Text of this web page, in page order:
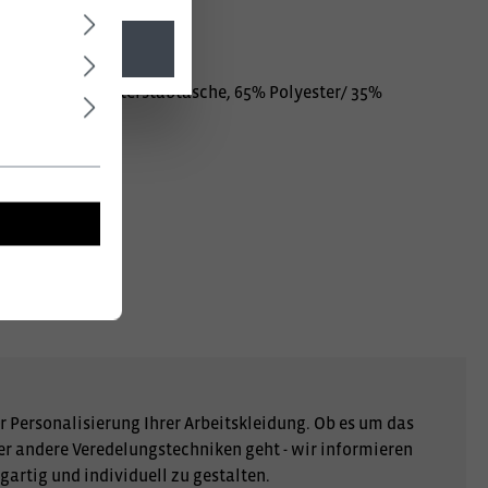
verstärkt, Meterstabtasche, 65% Polyester/ 35%
Ihrer Arbeitskleidung. Ob es um das
andere Veredelungstechniken geht - wir informieren
und individuell zu gestalten.